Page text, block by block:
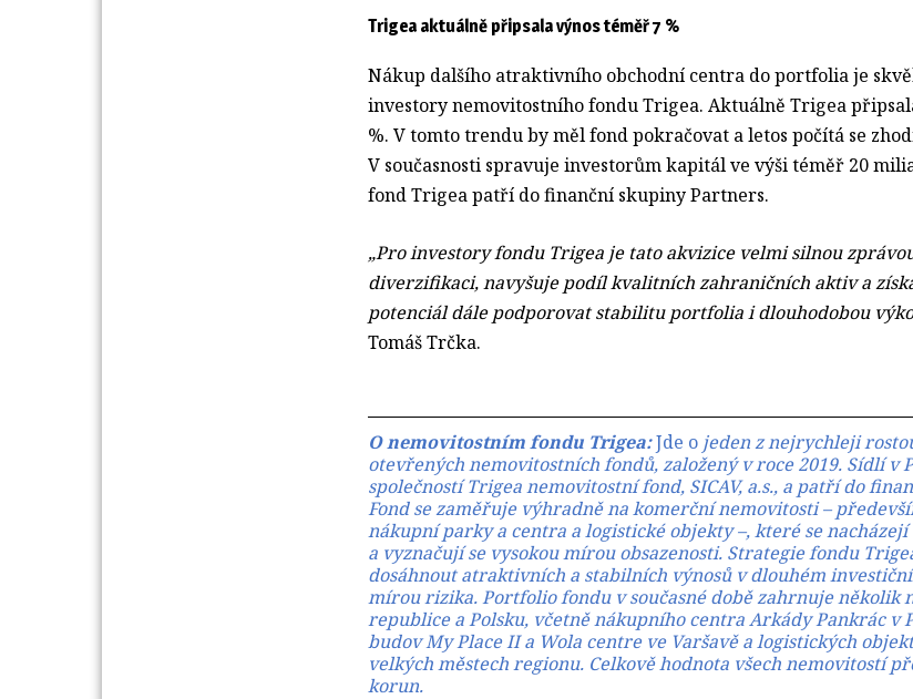
Trigea aktuálně připsala výnos téměř 7 %
Nákup dalšího atraktivního obchodní centra do portfolia je
investory nemovitostního fondu Trigea. Aktuálně Trigea
%. V tomto trendu by měl fond pokračovat a letos počítá se
V současnosti spravuje investorům kapitál ve výši téměř 20
fond Trigea patří do finanční skupiny Partners.
„Pro investory fondu Trigea je tato akvizice velmi silnou
diverzifikaci, navyšuje podíl kvalitních zahraničních aktiv a
potenciál dále podporovat stabilitu portfolia i dlouhodobou
Tomáš Trčka.
O nemovitostním fondu Trigea:Jde o jeden z nejrychleji
otevřených nemovitostních fondů, založený v roce 2019. Sídlí v
společností Trigea nemovitostní fond, SICAV, a.s., a patří do
Fond se zaměřuje výhradně na komerční nemovitosti –
nákupní parky a centra a logistické objekty –, které se
a vyznačují se vysokou mírou obsazenosti. Strategie fondu
dosáhnout atraktivních a stabilních výnosů v dlouhém
mírou rizika. Portfolio fondu v současné době zahrnuje několik
republice a Polsku, včetně nákupního centra Arkády Pankrác v
budov My Place II a Wola centre ve Varšavě a logistických
velkých městech regionu. Celkově hodnota všech nemovitostí
korun.